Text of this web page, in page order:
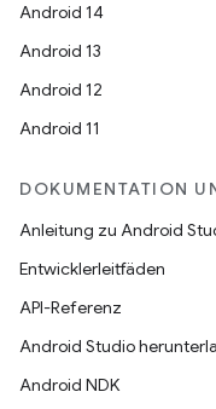
Android 14
Android 13
Android 12
Android 11
DOKUMENTATION
Anleitung zu Android
Entwicklerleitfäden
API-Referenz
Android Studio
Android NDK